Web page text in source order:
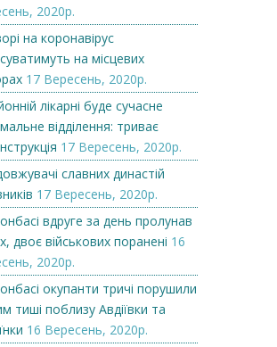
2020р.
на коронавірус
на місцевих
17 Вересень, 2020р.
лікарні буде сучасне
відділення: триває
17 Вересень, 2020р.
славних династій
17 Вересень, 2020р.
вдруге за день пролунав
двоє військових поранені 16
2020р.
окупанти тричі порушили
тиші поблизу Авдіївки та
16 Вересень, 2020р.